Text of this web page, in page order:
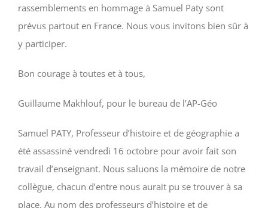
rassemblements en hommage à Samuel Paty sont
prévus partout en France. Nous vous invitons bien sûr à
y participer.
Bon courage à toutes et à tous,
Guillaume Makhlouf, pour le bureau de l’AP-Géo
Samuel PATY, Professeur d’histoire et de géographie a
été assassiné vendredi 16 octobre pour avoir fait son
travail d’enseignant. Nous saluons la mémoire de notre
collègue, chacun d’entre nous aurait pu se trouver à sa
place. Au nom des professeurs d’histoire et de